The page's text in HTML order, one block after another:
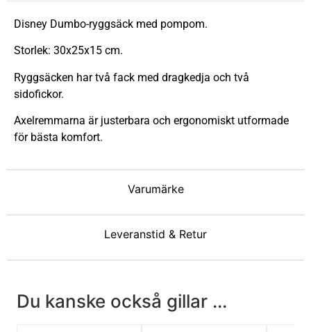
Varumärke
Leveranstid & Retur
Disney Dumbo-ryggsäck med pompom.
Storlek: 30x25x15 cm.
Ryggsäcken har två fack med dragkedja och två
sidofickor.
Axelremmarna är justerbara och ergonomiskt utformade
för bästa komfort.
Du kanske också gillar ...